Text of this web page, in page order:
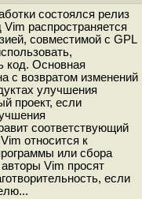
состоялся релиз
Vim распространяется
совместимой с GPL
код. Основная
с возвратом изменений
улучшения
проект, если
соответствующий
относится к
или сбора
Vim просят
если